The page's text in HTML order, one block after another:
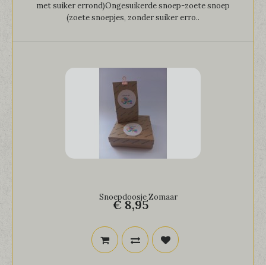
met suiker errond)Ongesuikerde snoep-zoete snoep
(zoete snoepjes, zonder suiker erro..
Snoepdoosje Zomaar
€ 8,95